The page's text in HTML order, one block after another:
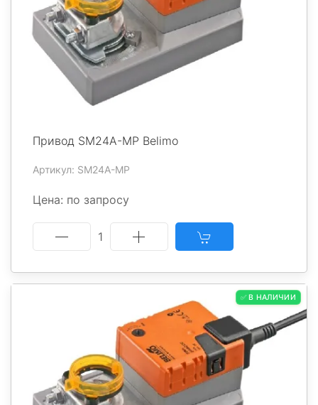
Привод SM24A-MP Belimo
Артикул: SM24A-MP
Цена: по запросу
1
✅ В НАЛИЧИИ